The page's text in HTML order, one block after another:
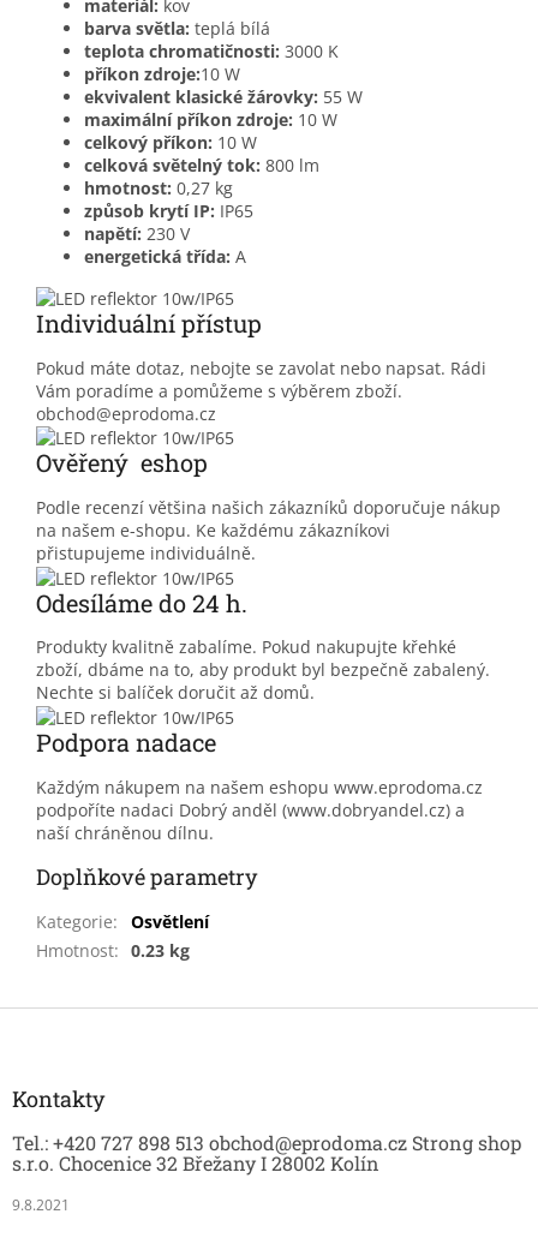
materiál: kov
barva světla: teplá bílá
teplota chromatičnosti: 3000 K
příkon zdroje:10 W
ekvivalent klasické žárovky: 55 W
maximální příkon zdroje: 10 W
celkový příkon: 10 W
celková světelný tok: 800 lm
hmotnost: 0,27 kg
způsob krytí IP: IP65
napětí: 230 V
energetická třída: A
Individuální přístup
Pokud máte dotaz, nebojte se zavolat nebo napsat. Rádi
Vám poradíme a pomůžeme s výběrem zboží.
obchod@eprodoma.cz
Ověřený eshop
Podle recenzí většina našich zákazníků doporučuje nákup
na našem e-shopu. Ke každému zákazníkovi
přistupujeme individuálně.
Odesíláme do 24 h.
Produkty kvalitně zabalíme. Pokud nakupujte křehké
zboží, dbáme na to, aby produkt byl bezpečně zabalený.
Nechte si balíček doručit až domů.
Podpora nadace
Každým nákupem na našem eshopu www.eprodoma.cz
podpoříte nadaci Dobrý anděl (www.dobryandel.cz) a
naší chráněnou dílnu.
Doplňkové parametry
Kategorie:
Osvětlení
Hmotnost: 0.23 kg
Z
Kontakty
Tel.: +420 727 898 513 obchod@eprodoma.cz Strong shop
s.r.o. Chocenice 32 Břežany I 28002 Kolín
9.8.2021